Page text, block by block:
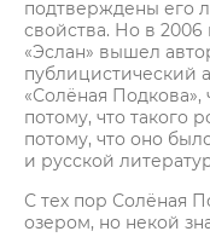
подтверждены его
свойства. Но в 2006
«Эслан» вышел
публицистический
«Солёная
потому, что такого
потому, что оно
и русской
С тех пор Солёная
озером, но некой